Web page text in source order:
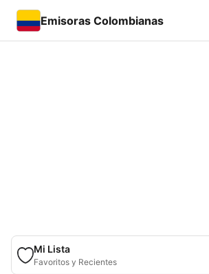
Emisoras Colombianas
Mi Lista
Favoritos y Recientes